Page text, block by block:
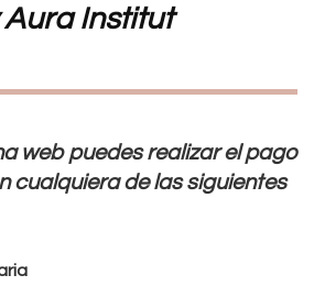
Aura Institut
web puedes realizar el pago
cualquiera de las siguientes